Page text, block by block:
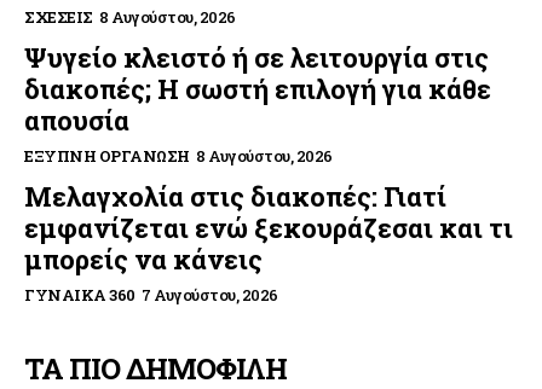
ΣΧΈΣΕΙΣ 8 Αυγούστου, 2026
Ψυγείο κλειστό ή σε λειτουργία στις
διακοπές; Η σωστή επιλογή για κάθε
απουσία
ΈΞΥΠΝΗ ΟΡΓΆΝΩΣΗ 8 Αυγούστου, 2026
Μελαγχολία στις διακοπές: Γιατί
εμφανίζεται ενώ ξεκουράζεσαι και τι
μπορείς να κάνεις
ΓΥΝΑΊΚΑ 360 7 Αυγούστου, 2026
ΤΑ ΠΙΟ ΔΗΜΟΦΙΛΗ